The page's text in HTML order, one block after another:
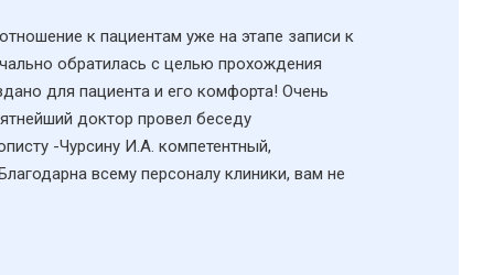
к пациентам уже на этапе записи к
обратилась с целью прохождения
для пациента и его комфорта! Очень
доктор провел беседу
-Чурсину И.А. компетентный,
всему персоналу клиники, вам не